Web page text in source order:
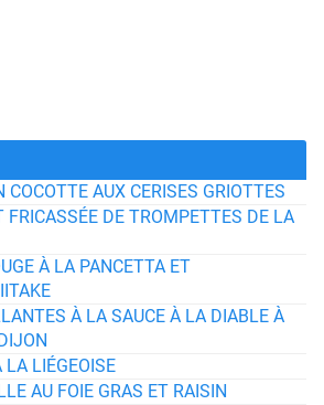
COCOTTE AUX CERISES GRIOTTES
FRICASSÉE DE TROMPETTES DE LA
À LA PANCETTA ET
À LA SAUCE À LA DIABLE À
LA LIÉGEOISE
AU FOIE GRAS ET RAISIN